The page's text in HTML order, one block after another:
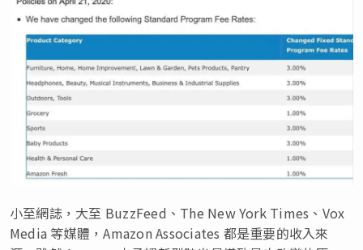
小至網誌，大至 BuzzFeed、The New York Times、Vox
Media 等媒體，Amazon Associates 都是重要的收入來